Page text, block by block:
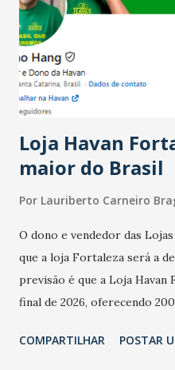
bares e restaurantes
registraram equilíbrio
estabelecimentos no
do observado no mês
novembro. Em relação a
cresceu. De acordo com a
Loja Havan
maior do Brasil
Por Lauriberto Carneiro
O dono e vendedor das
que a loja Fortaleza será a
previsão é que a Loja Havan
final de 2026, oferecendo
Havan Fortaleza ainda não
COMPARTILHAR POSTAR